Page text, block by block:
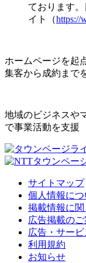
ております
イト（https://
ホームページを起
集客から成約まで
地域のビジネスや
で事業活動を支援
サイトマップ
個人情報につ
掲載情報に関
広告掲載のご
広告・サー
利用規約
お知らせ